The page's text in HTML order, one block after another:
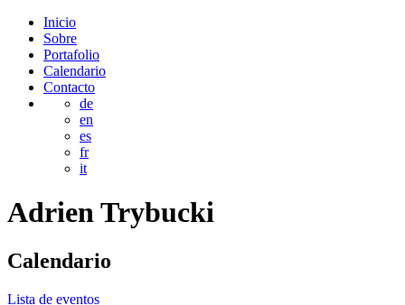
Inicio
Sobre
Portafolio
Calendario
Contacto
de
en
es
fr
it
AdrienTrybucki
Calendario
Lista de eventos